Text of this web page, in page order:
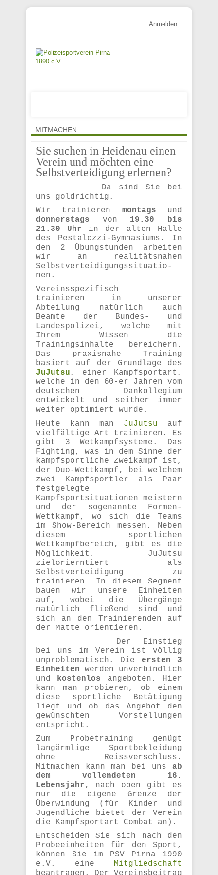
Anmelden
MITMACHEN
Sie suchen in Heidenau einen
Verein und möchten eine
Selbstverteidigung erlernen?
Da sind Sie bei
uns goldrichtig.
Wir trainieren montags und
donnerstags von 19.30 bis
21.30 Uhr in der alten Halle
des Pestalozzi-Gymnasiums. In
den 2 Übungstunden arbeiten
wir an realitätsnahen
Selbstverteidigungssituatio-
nen.
Vereinsspezifisch
trainieren in unserer
Abteilung natürlich auch
Beamte der Bundes- und
Landespolizei, welche mit
Ihrem Wissen die
Trainingsinhalte bereichern.
Das praxisnahe Training
basiert auf der Grundlage des
JuJutsu, einer Kampfsportart,
welche in den 60-er Jahren vom
deutschen Dankollegium
entwickelt und seither immer
weiter optimiert wurde.
Heute kann man JuJutsu auf
vielfältige Art trainieren. Es
gibt 3 Wetkampfsysteme. Das
Fighting, was in dem Sinne der
kampfsportliche Zweikampf ist,
der Duo-Wettkampf, bei welchem
zwei Kampfsportler als Paar
festgelegte
Kampfsportsituationen meistern
und der sogenannte Formen-
Wettkampf, wo sich die Teams
im Show-Bereich messen. Neben
diesem sportlichen
Wettkampfbereich, gibt es die
Möglichkeit, JuJutsu
zielorierntiert als
Selbstverteidigung zu
trainieren. In diesem Segment
bauen wir unsere Einheiten
auf, wobei die Übergänge
natürlich fließend sind und
sich an den Trainierenden auf
der Matte orientieren.
Der Einstieg
bei uns im Verein ist völlig
unproblematisch. Die ersten 3
Einheiten werden unverbindlich
und kostenlos angeboten. Hier
kann man probieren, ob einem
diese sportliche Betätigung
liegt und ob das Angebot den
gewünschten Vorstellungen
entspricht.
Zum Probetraining genügt
langärmlige Sportbekleidung
ohne Reissverschluss.
Mitmachen kann man bei uns ab
dem vollendeten 16.
Lebensjahr, nach oben gibt es
nur die eigene Grenze der
Überwindung (für Kinder und
Jugendliche bietet der Verein
die Kampfsportart Combat an).
Entscheiden Sie sich nach den
Probeeinheiten für den Sport,
können Sie im PSV Pirna 1990
e.V. eine Mitgliedschaft
beantragen. Der Vereinsbeitrag